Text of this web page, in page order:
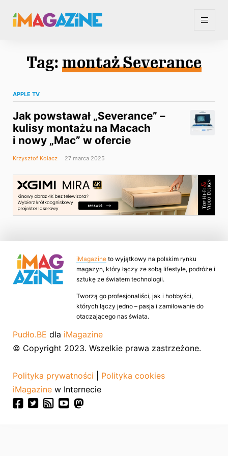
Tag: montaż Severance
APPLE TV
Jak powstawał „Severance” –
kulisy montażu na Macach
i nowy „Mac” w ofercie
Krzysztof Kołacz 27 marca 2025
iMagazine to wyjątkowy na polskim rynku
magazyn, który łączy ze sobą lifestyle, podróże i
sztukę ze światem technologii.
Tworzą go profesjonaliści, jak i hobbyści,
których łączy jedno – pasja i zamiłowanie do
otaczającego nas świata.
Pudło.BE dla iMagazine
© Copyright 2023. Wszelkie prawa zastrzeżone.
Polityka prywatności
Polityka cookies
iMagazine w Internecie